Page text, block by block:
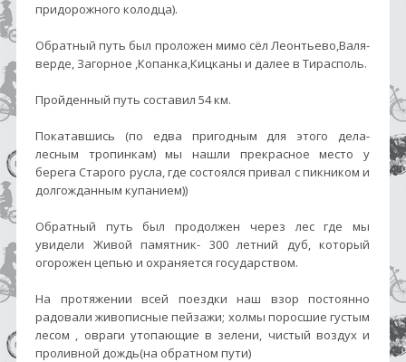
придорожного колодца).
Обратный путь был проложен мимо сёл Леонтьево,Валя-
верде, Загорное ,Копанка,Кицканы и далее в Тирасполь.
Пройденный путь составил 54 км.
Покатавшись (по едва пригодным для этого дела-
лесным тропинкам) мы нашли прекрасное место у
берега Старого русла, где состоялся привал с пикником и
долгожданным купанием))
Обратный путь был продолжен через лес где мы
увидели Живой памятник- 300 летний дуб, который
огорожен цепью и охраняется государством.
На протяжении всей поездки наш взор постоянно
радовали живописные пейзажи; холмы поросшие густым
лесом , овраги утопающие в зелени, чистый воздух и
проливной дождь(на обратном пути)